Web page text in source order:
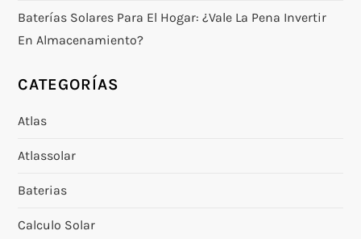
Baterías Solares Para El Hogar: ¿vale La Pena Invertir
En Almacenamiento?
CATEGORÍAS
Atlas
Atlassolar
Baterias
Calculo Solar